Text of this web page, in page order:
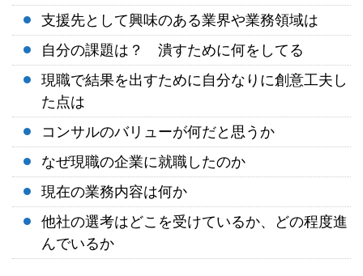
支援先として興味のある業界や業務領域は
自分の課題は？ 潰すために何をしてる
現職で結果を出すために自分なりに創意工夫し
た点は
コンサルのバリューが何だと思うか
なぜ現職の企業に就職したのか
現在の業務内容は何か
他社の選考はどこを受けているか、どの程度進
んでいるか